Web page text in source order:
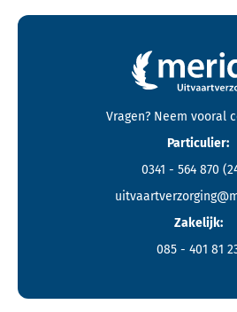
Contactgegevens en footer menu van
Vragen? Neem vooral
Particulier:
0341 - 564 870
Zakelijk:
085 - 401 81